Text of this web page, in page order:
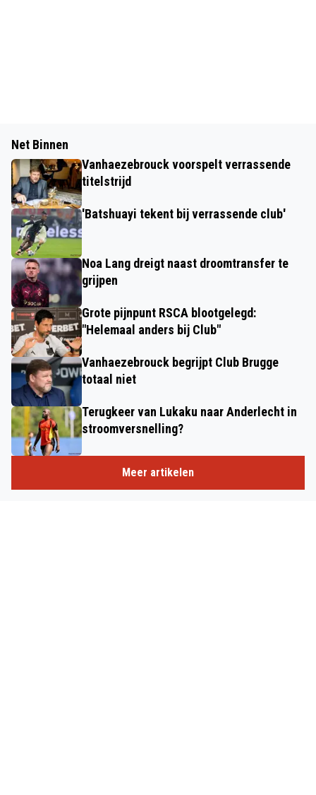
Net Binnen
Vanhaezebrouck voorspelt verrassende
titelstrijd
'Batshuayi tekent bij verrassende club'
Noa Lang dreigt naast droomtransfer te
grijpen
Grote pijnpunt RSCA blootgelegd:
"Helemaal anders bij Club"
Vanhaezebrouck begrijpt Club Brugge
totaal niet
Terugkeer van Lukaku naar Anderlecht in
stroomversnelling?
Meer artikelen